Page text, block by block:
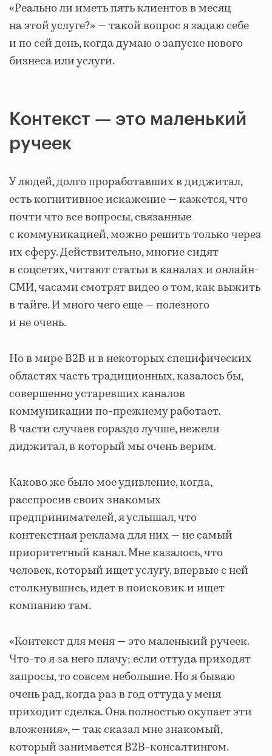
«Реально ли иметь пять клиентов в месяц
на этой услуге?» — такой вопрос я задаю себе
и по сей день, когда думаю о запуске нового
бизнеса или услуги.
Контекст — это маленький
ручеек
У людей, долго проработавших в диджитал,
есть когнитивное искажение — кажется, что
почти что все вопросы, связанные
с коммуникацией, можно решить только через
их сферу. Действительно, многие сидят
в соцсетях, читают статьи в каналах и онлайн-
СМИ, часами смотрят видео о том, как выжить
в тайге. И много чего еще — полезного
и не очень.
Но в мире B2B и в некоторых специфических
областях часть традиционных, казалось бы,
совершенно устаревших каналов
коммуникации по-прежнему работает.
В части случаев гораздо лучше, нежели
диджитал, в который мы очень верим.
Каково же было мое удивление, когда,
расспросив своих знакомых
предпринимателей, я услышал, что
контекстная реклама для них — не самый
приоритетный канал. Мне казалось, что
человек, который ищет услугу, впервые с ней
столкнувшись, идет в поисковик и ищет
компанию там.
«Контекст для меня — это маленький ручеек.
Что-то я за него плачу; если оттуда приходят
запросы, то совсем небольшие. Но я бываю
очень рад, когда раз в год оттуда у меня
приходит сделка. Она полностью окупает эти
вложения», — так сказал мне знакомый,
который занимается B2B-консалтингом.